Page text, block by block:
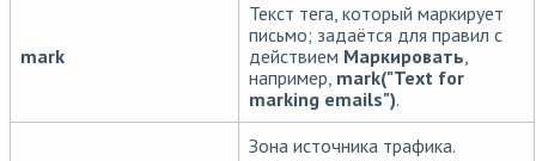
mark
Текст тега, который маркирует
письмо; задаётся для правил с
действием Маркировать,
например, mark("Text for
marking emails").
Зона источника трафика.